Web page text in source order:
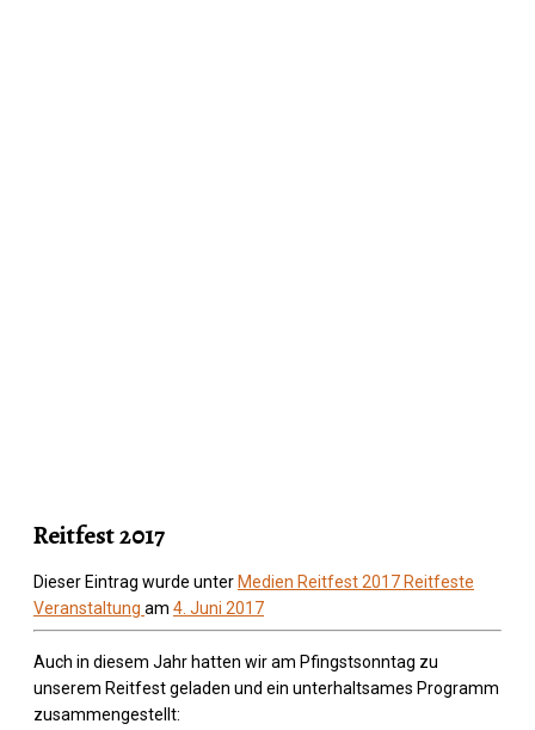
Reitfest 2017
Dieser Eintrag wurde unter Medien Reitfest 2017 Reitfeste
Veranstaltung am 4. Juni 2017
Auch in diesem Jahr hatten wir am Pfingstsonntag zu
unserem Reitfest geladen und ein unterhaltsames Programm
zusammengestellt: